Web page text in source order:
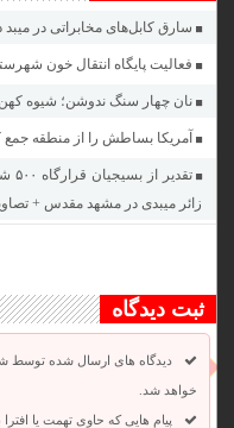
سارق کابل‌های مخابراتی در میبد
فعالیت پایگاه انتقال خون
نان چهار سنگ ندوشن؛ شیوه‌ کهن
آمریکا بساطش را از منطقه جمع کند
زائر میبدی در مشهد مقدس + تصاویر
ثبت دیدگاه
دیدگاه های ارسال شده توسط
خواهد شد.
پیام هایی که حاوی تهمت یا افترا